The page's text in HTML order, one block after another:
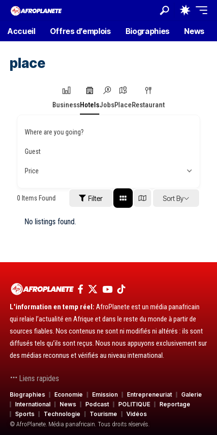
Accueil Offres d’emplois Biographies News
place
BusinessHotelsJobsPlaceRestaurant
Where are you going?
Guest
Price
0 Items Found Filter Sort By
No listings found.
L'information en temp réel: AfroPlanete est un média panafricain
qui relaie l’actualité en Afrique et dans le reste du monde à partir de
sources fiables. Nos contenus ne sont ni modifiés ni altérés : ils sont
diffusés tels qu’ils sont reçus. Nous nous appuyons exclusivement sur
des médias reconnus et vérifiés au niveau international.
Liens rapides
Biographies Economie Emission Entrepreneuriat
Galerie
International
News Podcast POLITIQUE
Reportage
Sports
Technologie Tourisme
Vidéos
© AfroPlanete. Média panafricain. Tous droits réservés.